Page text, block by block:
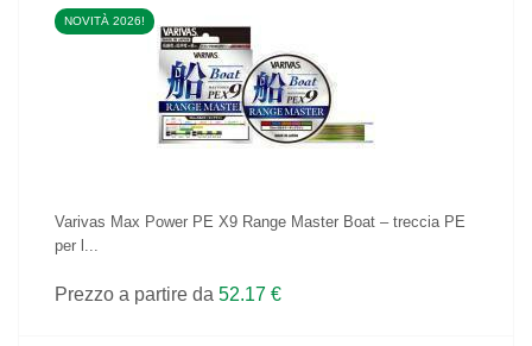
NOVITÀ 2026!
VEDI IL PRODOTTO
Varivas Max Power PE X9 Range Master Boat – treccia PE
per l...
Prezzo a partire da 52.17 €